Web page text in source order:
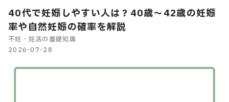
40代で妊娠しやすい人は？40歳～42歳の妊娠
率や自然妊娠の確率を解説
不妊・妊活の基礎知識
2026-07-28